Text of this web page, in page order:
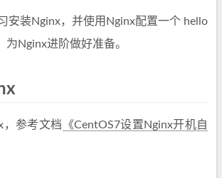
安装Nginx，并使用Nginx配置一个 hello
Nginx进阶做好准备。
，参考文档 《CentOS7设置Nginx开机自